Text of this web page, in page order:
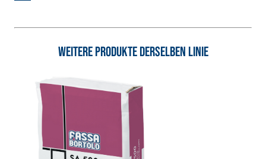
Weitere Produkte derselben Linie